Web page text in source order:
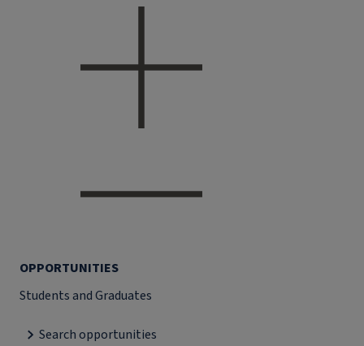
OPPORTUNITIES
Students and Graduates
Search opportunities